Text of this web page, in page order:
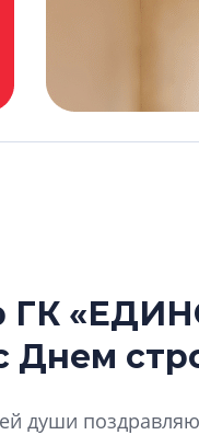
ГК
Днем
души